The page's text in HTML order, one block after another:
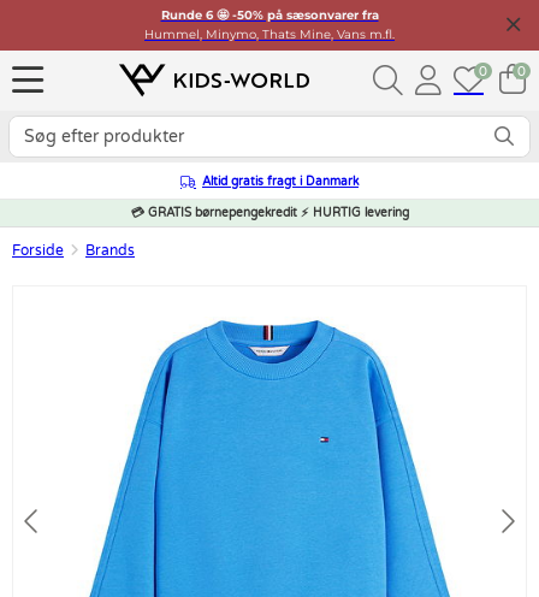
Runde 6 🤩 -50% på sæsonvarer fra
Hummel, Minymo, Thats Mine, Vans m.fl.
0 0
Altid gratis fragt i Danmark
💳 GRATIS børnepengekredit ⚡ HURTIG levering
Forside Brands